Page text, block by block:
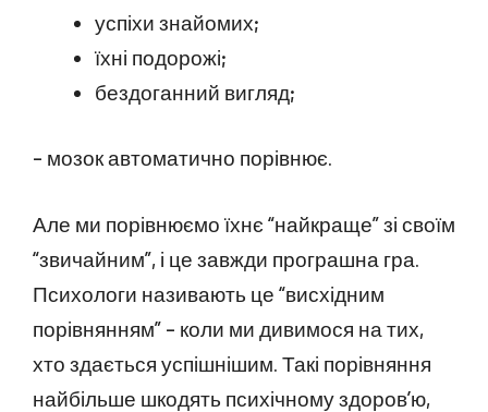
успіхи знайомих;
їхні подорожі;
бездоганний вигляд;
– мозок автоматично порівнює.
Але ми порівнюємо їхнє “найкраще” зі своїм
“звичайним”, і це завжди програшна гра.
Психологи називають це “висхідним
порівнянням” – коли ми дивимося на тих,
хто здається успішнішим. Такі порівняння
найбільше шкодять психічному здоров’ю,